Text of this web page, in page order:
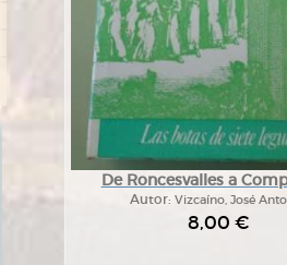
De Roncesvalles a
Autor:Vizcaíno, José
8,00 €